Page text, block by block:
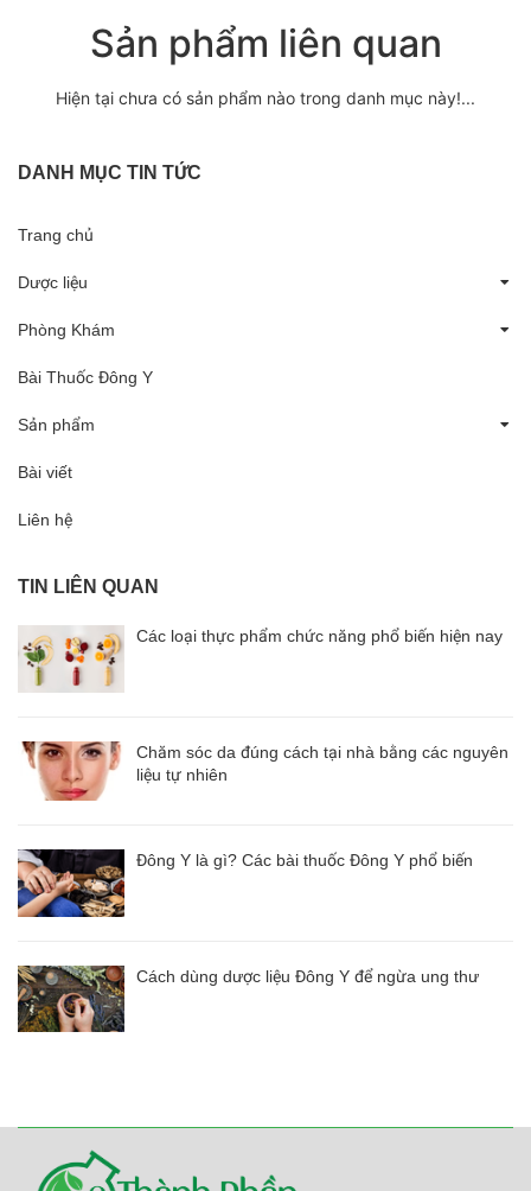
Sản phẩm liên quan
Hiện tại chưa có sản phẩm nào trong danh mục này!...
DANH MỤC TIN TỨC
Trang chủ
Dược liệu
Phòng Khám
Bài Thuốc Đông Y
Sản phẩm
Bài viết
Liên hệ
TIN LIÊN QUAN
Các loại thực phẩm chức năng phổ biến hiện nay
Chăm sóc da đúng cách tại nhà bằng các nguyên
liệu tự nhiên
Đông Y là gì? Các bài thuốc Đông Y phổ biến
Cách dùng dược liệu Đông Y để ngừa ung thư